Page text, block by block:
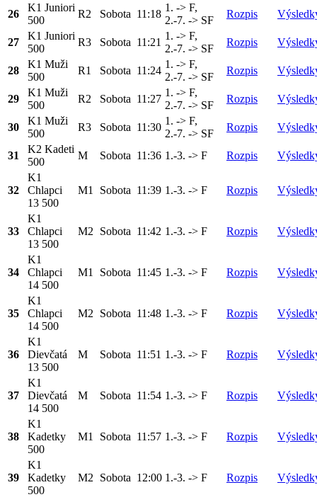
26
K1 Juniori
500
R2 Sobota 11:18
1. -> F,
2.-7. -> SF
Rozpis
27
K1 Juniori
500
R3 Sobota 11:21
1. -> F,
2.-7. -> SF
Rozpis
28
K1 Muži
500
R1 Sobota 11:24
1. -> F,
2.-7. -> SF
Rozpis
29
K1 Muži
500
R2 Sobota 11:27
1. -> F,
2.-7. -> SF
Rozpis
30
K1 Muži
500
R3 Sobota 11:30
1. -> F,
2.-7. -> SF
Rozpis
31
K2 Kadeti
500
M Sobota 11:36 1.-3. -> F Rozpis
32
K1
Chlapci
13 500
M1 Sobota 11:39 1.-3. -> F Rozpis
33
K1
Chlapci
13 500
M2 Sobota 11:42 1.-3. -> F Rozpis
34
K1
Chlapci
14 500
M1 Sobota 11:45 1.-3. -> F Rozpis
35
K1
Chlapci
14 500
M2 Sobota 11:48 1.-3. -> F Rozpis
36
K1
Dievčatá
13 500
M Sobota 11:51 1.-3. -> F Rozpis
37
K1
Dievčatá
14 500
M Sobota 11:54 1.-3. -> F Rozpis
38
K1
Kadetky
500
M1 Sobota 11:57 1.-3. -> F Rozpis
39
K1
Kadetky
500
M2 Sobota 12:00 1.-3. -> F Rozpis